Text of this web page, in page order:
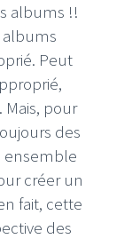
albums !!
albums
Peut
pour
des
ensemble
créer un
fait, cette
des